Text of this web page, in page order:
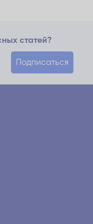
статей?
Подписаться